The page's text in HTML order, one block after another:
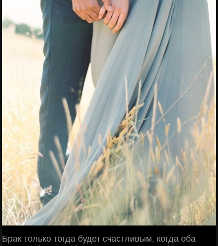
Брак только тогда будет счастливым, когда оба